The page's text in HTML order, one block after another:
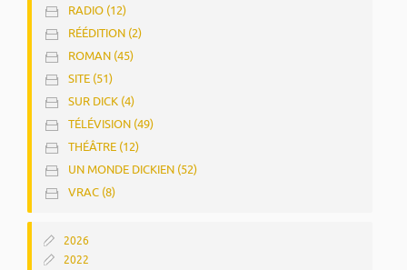
RADIO (12)
RÉÉDITION (2)
ROMAN (45)
SITE (51)
SUR DICK (4)
TÉLÉVISION (49)
THÉÂTRE (12)
UN MONDE DICKIEN (52)
VRAC (8)
2026
2022